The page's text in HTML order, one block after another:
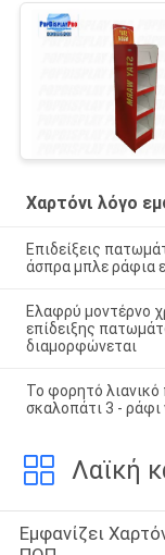
Χαρτόνι λόγο
Επιδείξεις
άσπρα μπλε ράφια
Ελαφρύ μοντέρνο
επίδειξης
διαμορφώνεται
Το φορητό λιανικό
σκαλοπάτι 3 - ράφι
Λαϊκή
Εμφανίζει